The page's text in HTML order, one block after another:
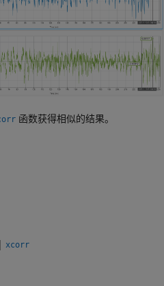
函数获得相似的结果。
| xcorr